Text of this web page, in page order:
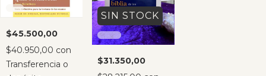
$45.500,00
$40.950,00 con
Transferencia o
SIN STOCK
$31.350,00